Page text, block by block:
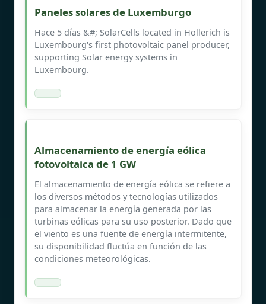
Paneles solares de Luxemburgo
Hace 5 días &#; SolarCells located in Hollerich is
Luxembourg's first photovoltaic panel producer,
supporting Solar energy systems in
Luxembourg.
Almacenamiento de energía eólica
fotovoltaica de 1 GW
El almacenamiento de energía eólica se refiere a
los diversos métodos y tecnologías utilizados
para almacenar la energía generada por las
turbinas eólicas para su uso posterior. Dado que
el viento es una fuente de energía intermitente,
su disponibilidad fluctúa en función de las
condiciones meteorológicas.